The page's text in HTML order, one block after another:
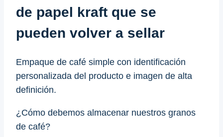
de papel kraft que se
pueden volver a sellar
Empaque de café simple con identificación
personalizada del producto e imagen de alta
definición.
¿Cómo debemos almacenar nuestros granos
de café?